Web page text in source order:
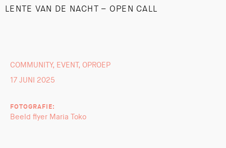
LENTE VAN DE NACHT – OPEN CALL
COMMUNITY, EVENT, OPROEP
17 JUNI 2025
FOTOGRAFIE:
Beeld flyer Maria Toko